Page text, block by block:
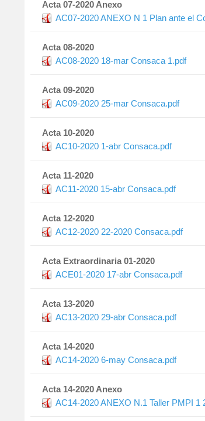
Acta 07-2020 Anexo
AC07-2020 ANEXO N 1 Plan ante el
Acta 08-2020
AC08-2020 18-mar Consaca 1.pdf
Acta 09-2020
AC09-2020 25-mar Consaca.pdf
Acta 10-2020
AC10-2020 1-abr Consaca.pdf
Acta 11-2020
AC11-2020 15-abr Consaca.pdf
Acta 12-2020
AC12-2020 22-2020 Consaca.pdf
Acta Extraordinaria 01-2020
ACE01-2020 17-abr Consaca.pdf
Acta 13-2020
AC13-2020 29-abr Consaca.pdf
Acta 14-2020
AC14-2020 6-may Consaca.pdf
Acta 14-2020 Anexo
AC14-2020 ANEXO N.1 Taller PMPI 1